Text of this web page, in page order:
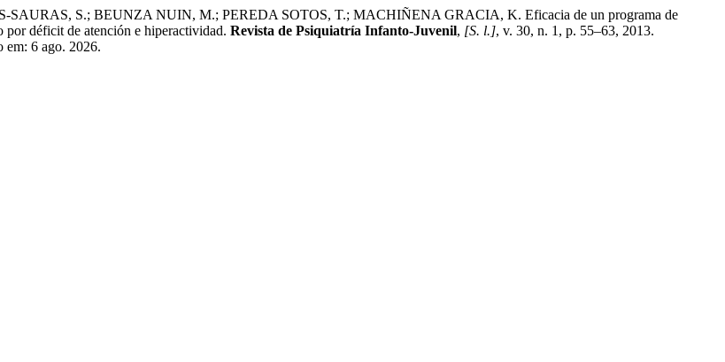
S.; BEUNZA NUIN, M.; PEREDA SOTOS, T.; MACHIÑENA GRACIA, K. Eficacia de un programa de
por déficit de atención e hiperactividad. Revista de Psiquiatría Infanto-Juvenil, [S. l.], v. 30, n. 1, p. 55–63, 2013.
em: 6 ago. 2026.